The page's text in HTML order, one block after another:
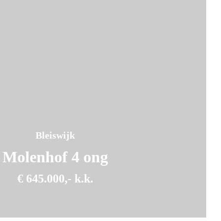
Bleiswijk
Molenhof 4 ong
€ 645.000,- k.k.